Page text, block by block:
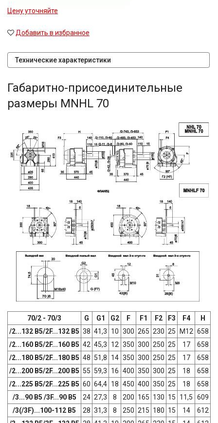
Цену уточняйте
Добавить в избранное
Технические характеристики
Габаритно-присоединительные
размеры MNHL 70
70/2 - 70/3 G G1 G2 F F1 F2 F3 F4
Н
/2...132 B5/2F...132 В5 38 41,3 10 300 265 230 25 М12 658
/2...160 B5/2F...160 В5 42 45,3 12 350 300 250 25 17
658
/2...180 B5/2F...180 В5 48 51,8 14 350 300 250 25 17
658
/2...200 B5/2F...200 В5 55 59,3 16 400 350 300 25 18
658
/2...225 B5/2F...225 В5 60 64,4 18 450 400 350 25 18
658
/3...90 В5 /3F...90 В5
24 27,3 8 200 165 130 15 11,5
609
/3(/3F)...100-112 В5
28 31,3 8 250 215 180 15 14
612